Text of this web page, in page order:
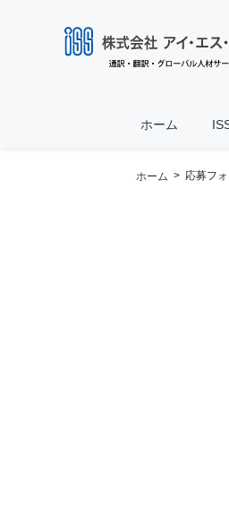
ホーム
ホーム > 応募フォ